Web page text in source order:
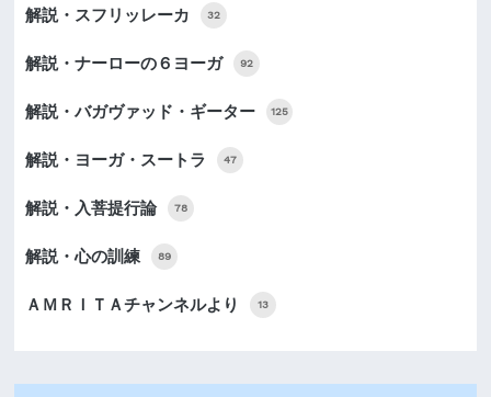
解説・スフリッレーカ 32
解説・ナーローの６ヨーガ 92
解説・バガヴァッド・ギーター 125
解説・ヨーガ・スートラ 47
解説・入菩提行論 78
解説・心の訓練 89
ＡＭＲＩＴＡチャンネルより 13